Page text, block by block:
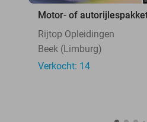
Motor- of
Rijtop Opleidingen
Beek (Limburg)
Verkocht: 14